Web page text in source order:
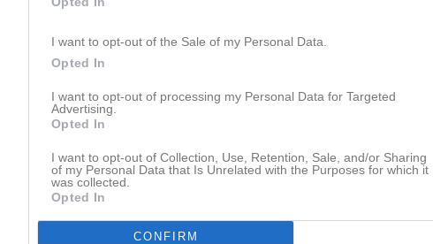
I want to opt-out of the Sale of my Personal Data.
Opted In
I want to opt-out of processing my Personal Data for Targeted
Advertising.
Opted In
I want to opt-out of Collection, Use, Retention, Sale, and/or Sharing
of my Personal Data that Is Unrelated with the Purposes for which it
was collected.
Opted In
CONFIRM